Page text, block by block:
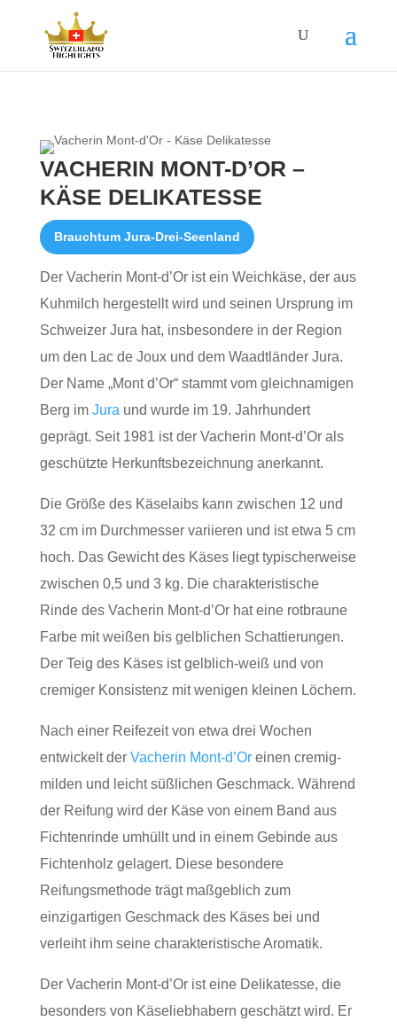
VACHERIN MONT-D’OR –
KÄSE DELIKATESSE
Brauchtum Jura-Drei-Seenland
Der Vacherin Mont-d’Or ist ein Weichkäse, der aus
Kuhmilch hergestellt wird und seinen Ursprung im
Schweizer Jura hat, insbesondere in der Region
um den Lac de Joux und dem Waadtländer Jura.
Der Name „Mont d’Or“ stammt vom gleichnamigen
Berg im Jura und wurde im 19. Jahrhundert
geprägt. Seit 1981 ist der Vacherin Mont-d’Or als
geschützte Herkunftsbezeichnung anerkannt.
Die Größe des Käselaibs kann zwischen 12 und
32 cm im Durchmesser variieren und ist etwa 5 cm
hoch. Das Gewicht des Käses liegt typischerweise
zwischen 0,5 und 3 kg. Die charakteristische
Rinde des Vacherin Mont-d’Or hat eine rotbraune
Farbe mit weißen bis gelblichen Schattierungen.
Der Teig des Käses ist gelblich-weiß und von
cremiger Konsistenz mit wenigen kleinen Löchern.
Nach einer Reifezeit von etwa drei Wochen
entwickelt der Vacherin Mont-d’Oreinen cremig-
milden und leicht süßlichen Geschmack. Während
der Reifung wird der Käse von einem Band aus
Fichtenrinde umhüllt und in einem Gebinde aus
Fichtenholz gelagert. Diese besondere
Reifungsmethode trägt maßgeblich zum
einzigartigen Geschmack des Käses bei und
verleiht ihm seine charakteristische Aromatik.
Der Vacherin Mont-d’Or ist eine Delikatesse, die
besonders von Käseliebhabern geschätzt wird. Er